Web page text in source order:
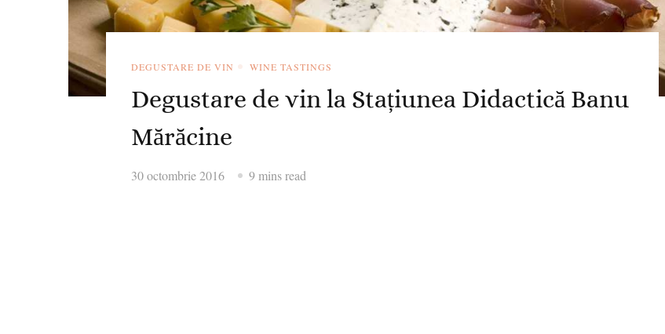
DEGUSTARE DE VIN WINE TASTINGS
Degustare de vin la Stațiunea Didactică Banu
Mărăcine
30 octombrie 2016 9 mins read